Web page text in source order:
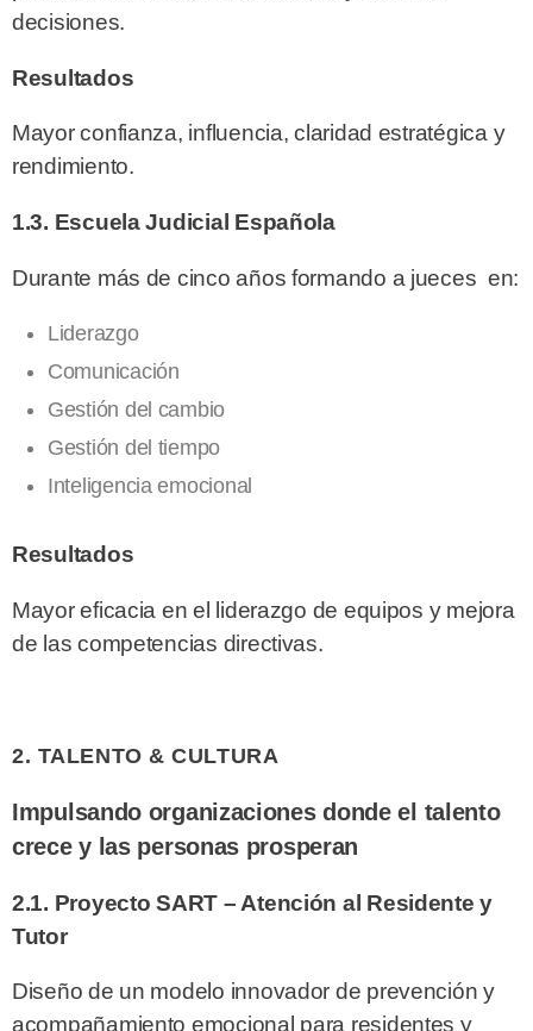
decisiones.
Resultados
Mayor confianza, influencia, claridad estratégica y
rendimiento.
1.3. Escuela Judicial Española
Durante más de cinco años formando a jueces en:
Liderazgo
Comunicación
Gestión del cambio
Gestión del tiempo
Inteligencia emocional
Resultados
Mayor eficacia en el liderazgo de equipos y mejora
de las competencias directivas.
2. TALENTO & CULTURA
Impulsando organizaciones donde el talento
crece y las personas prosperan
2.1. Proyecto SART – Atención al Residente y
Tutor
Diseño de un modelo innovador de prevención y
acompañamiento emocional para residentes y